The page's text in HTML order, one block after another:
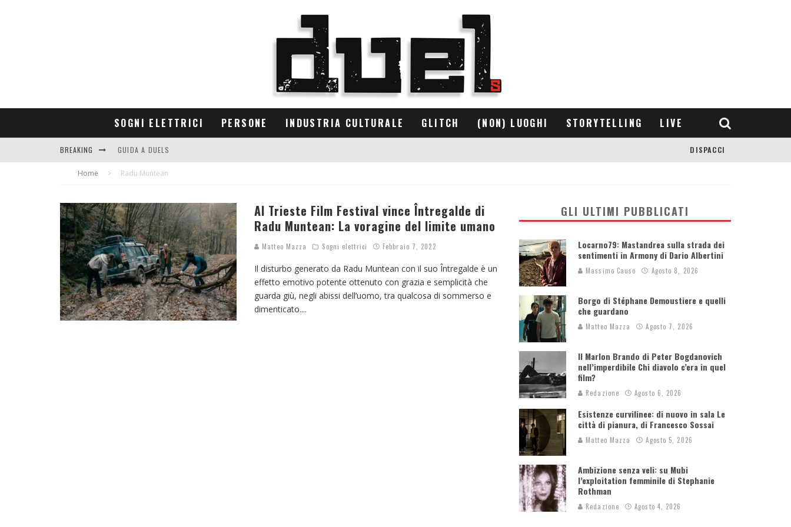
SOGNI ELETTRICI PERSONE INDUSTRIA CULTURALE GLITCH (NON) LUOGHI STORYTELLING LIVE
BREAKING GUIDA A DUELS
CONTRIBUTORS
DISPACCI
Home Radu Muntean
Al Trieste Film Festival vince Întregalde di
Radu Muntean: La voragine del limite umano
Matteo Mazza Sogni elettrici Febbraio 7, 2022
Il disturbo generato da Radu Muntean con il suo Întregalde è un
effetto emotivo potente ottenuto con grazia e semplicità che
guarda giù, negli abissi dell’uomo, tra qualcosa di sommerso e
dimenticato....
GLI ULTIMI PUBBLICATI
Locarno79: Mastandrea sulla strada dei
sentimenti in Armony di Dario Albertini
Massimo Causo Agosto 8, 2026
Borgo di Stéphane Demoustiere e quelli
che guardano
Matteo Mazza Agosto 7, 2026
Il Marlon Brando di Peter Bogdanovich
nell’imperdibile Chi diavolo c’era in quel
film?
Redazione Agosto 6, 2026
Esistenze curvilinee: di nuovo in sala Le
città di pianura, di Francesco Sossai
Matteo Mazza Agosto 5, 2026
Ambizione senza veli: su Mubi
l’exploitation femminile di Stephanie
Rothman
Redazione Agosto 4, 2026